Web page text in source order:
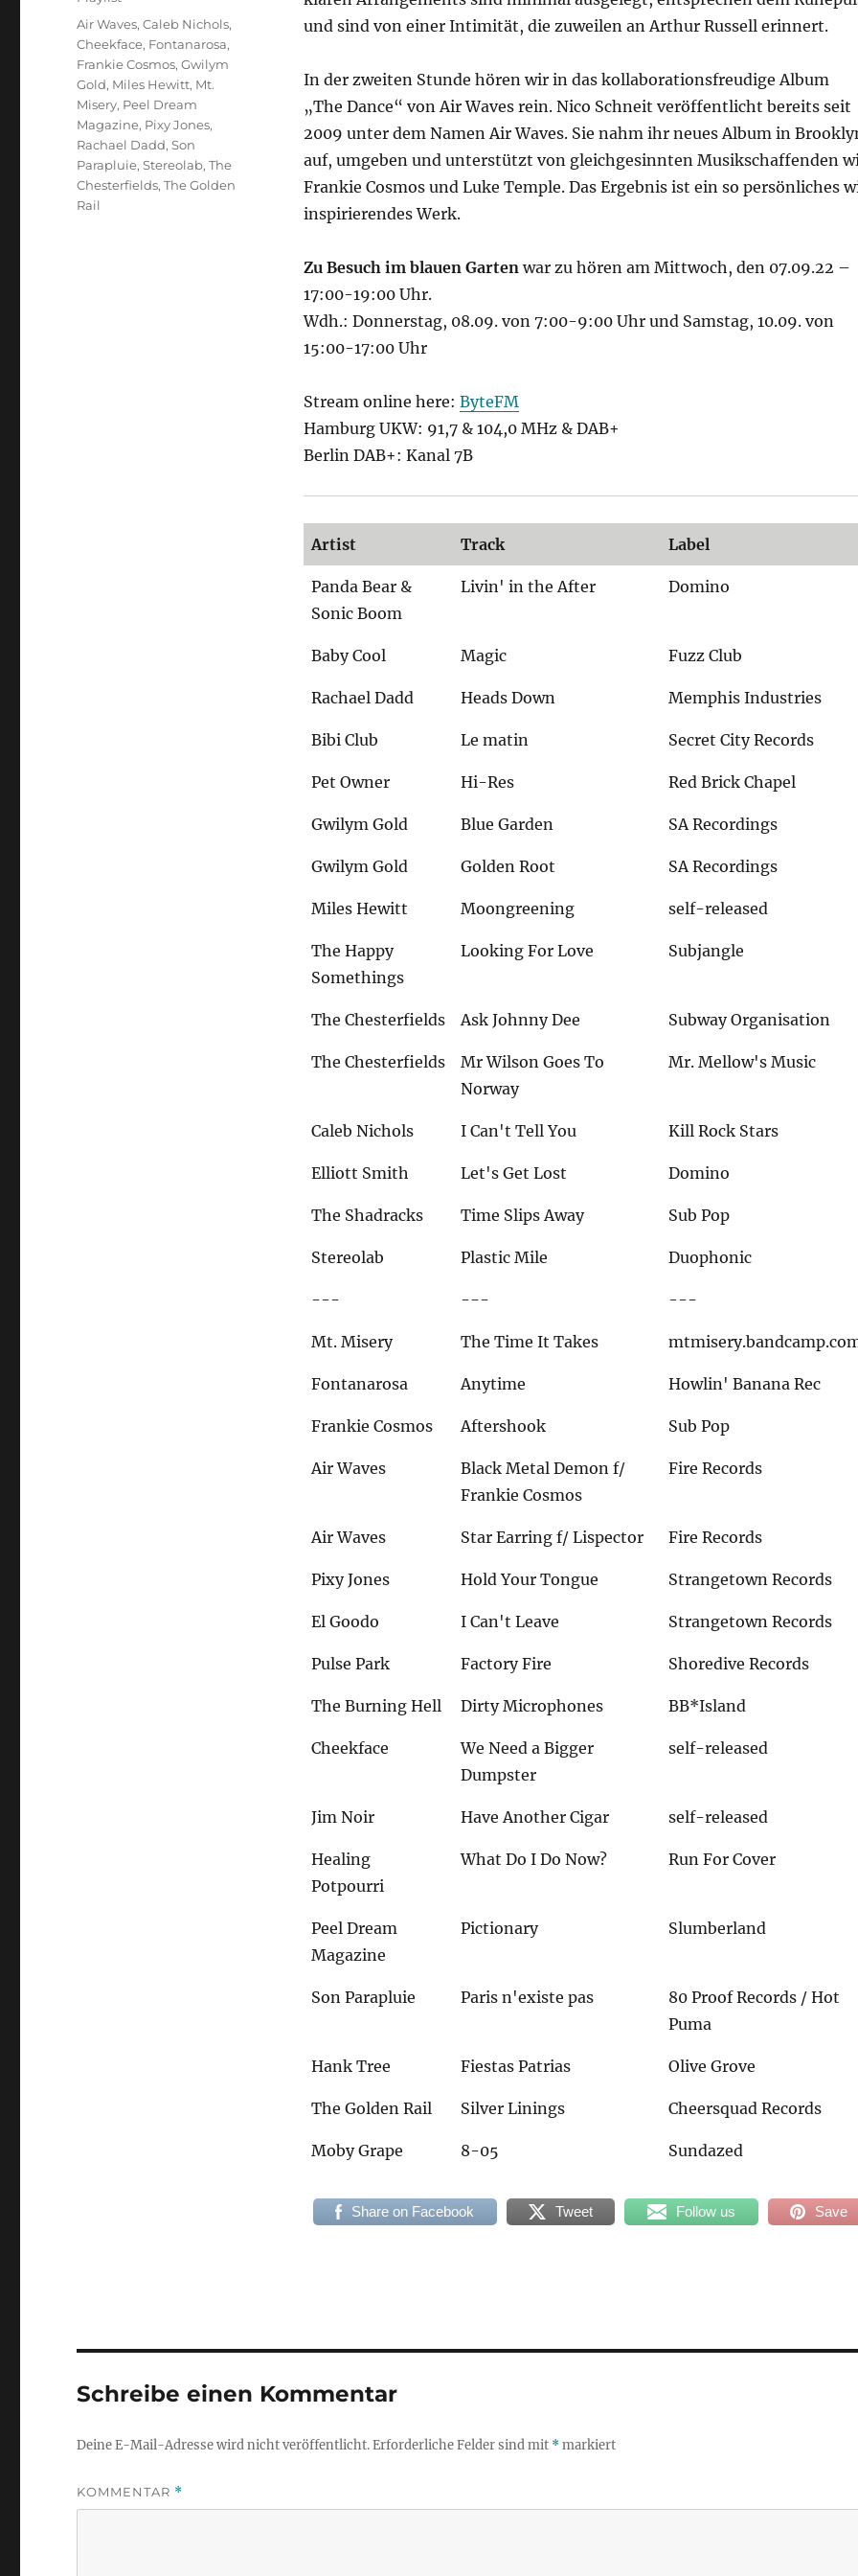
und sind von einer Intimität, die zuweilen an Arthur Russell erinnert.
In der zweiten Stunde hören wir in das kollaborationsfreudige Album
„The Dance“ von Air Waves rein. Nico Schneit veröffentlicht bereits seit
2009 unter dem Namen Air Waves. Sie nahm ihr neues Album in
auf, umgeben und unterstützt von gleichgesinnten Musikschaffenden
Frankie Cosmos und Luke Temple. Das Ergebnis ist ein so persönliches
inspirierendes Werk.
Zu Besuch im blauen Garten war zu hören am Mittwoch, den 07.09.22 –
17:00-19:00 Uhr.
Wdh.: Donnerstag, 08.09. von 7:00-9:00 Uhr und Samstag, 10.09. von
15:00-17:00 Uhr
Stream online here: ByteFM
Hamburg UKW: 91,7 & 104,0 MHz & DAB+
Berlin DAB+: Kanal 7B
Artist Track Label
Panda Bear &
Sonic Boom
Livin' in the After Domino
Baby Cool Magic Fuzz Club
Rachael Dadd Heads Down Memphis Industries
Bibi Club Le matin Secret City Records
Pet Owner Hi-Res Red Brick Chapel
Gwilym Gold Blue Garden SA Recordings
Gwilym Gold Golden Root SA Recordings
Miles Hewitt Moongreening self-released
The Happy
Somethings
Looking For Love Subjangle
The Chesterfields Ask Johnny Dee Subway Organisation
The Chesterfields
Mr Wilson Goes To
Norway
Mr. Mellow's Music
Caleb Nichols I Can't Tell You Kill Rock Stars
Elliott Smith Let's Get Lost Domino
The Shadracks Time Slips Away Sub Pop
Stereolab Plastic Mile Duophonic
--- --- ---
Mt. Misery The Time It Takes
Fontanarosa Anytime Howlin' Banana Rec
Frankie Cosmos Aftershook Sub Pop
Air Waves
Black Metal Demon f/
Frankie Cosmos
Fire Records
Air Waves Star Earring f/ Lispector Fire Records
Pixy Jones Hold Your Tongue Strangetown Records
El Goodo I Can't Leave Strangetown Records
Pulse Park Factory Fire Shoredive Records
The Burning Hell Dirty Microphones BB*Island
Cheekface
We Need a Bigger
Dumpster
self-released
Jim Noir Have Another Cigar self-released
Healing
Potpourri
What Do I Do Now? Run For Cover
Peel Dream
Magazine
Pictionary Slumberland
Son Parapluie Paris n'existe pas
80 Proof Records / Hot
Puma
Hank Tree Fiestas Patrias Olive Grove
The Golden Rail Silver Linings Cheersquad Records
Moby Grape 8-05 Sundazed
Share on Facebook Tweet Follow us Save
Schlagwörter
Air Waves,Caleb Nichols,
Cheekface, Fontanarosa,
Frankie Cosmos,Gwilym
Gold, Miles Hewitt, Mt.
Misery, Peel Dream
Magazine, Pixy Jones,
Rachael Dadd,Son
Parapluie,Stereolab,The
Chesterfields,The Golden
Rail
Schreibe einen Kommentar
Deine E-Mail-Adresse wird nicht veröffentlicht.Erforderliche Felder sind mit *markiert
KOMMENTAR *